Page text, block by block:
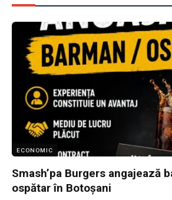
ECONOMIC
Smash’pa Burgers angajează
ospătar în Botoșani